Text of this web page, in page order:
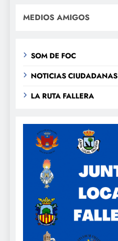
MEDIOS AMIGOS
SOM DE FOC
NOTICIAS CIUDADANAS
LA RUTA FALLERA